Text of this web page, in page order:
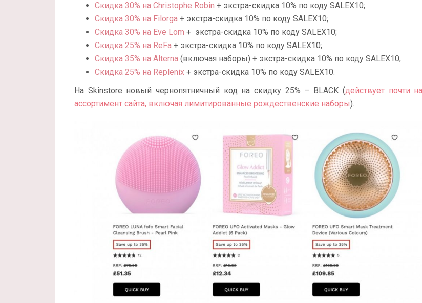
Скидка 30% на Christophe Robin + экстра-скидка 10% по коду SALEX10;
Скидка 30% на Filorga + экстра-скидка 10% по коду SALEX10;
Скидка 30% на Eve Lom + экстра-скидка 10% по коду SALEX10;
Скидка 25% на ReFa + экстра-скидка 10% по коду SALEX10;
Скидка 35% на Alterna (включая наборы) + экстра-скидка 10% по коду SALEX10;
Скидка 25% на Replenix + экстра-скидка 10% по коду SALEX10.
На Skinstore новый чернопятничный код на скидку 25% – BLACK (действует почти
ассортимент сайта, включая лимитированные рождественские наборы).